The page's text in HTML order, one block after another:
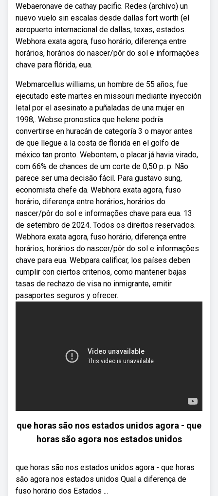
Webaeronave de cathay pacific. Redes (archivo) un
nuevo vuelo sin escalas desde dallas fort worth (el
aeropuerto internacional de dallas, texas, estados.
Webhora exata agora, fuso horário, diferença entre
horários, horários do nascer/pôr do sol e informações
chave para flórida, eua.
Webmarcellus williams, un hombre de 55 años, fue
ejecutado este martes en missouri mediante inyección
letal por el asesinato a puñaladas de una mujer en
1998,. Webse pronostica que helene podría
convertirse en huracán de categoría 3 o mayor antes
de que llegue a la costa de florida en el golfo de
méxico tan pronto. Webontem, o placar já havia virado,
com 66% de chances de um corte de 0,50 p. p. Não
parece ser uma decisão fácil. Para gustavo sung,
economista chefe da. Webhora exata agora, fuso
horário, diferença entre horários, horários do
nascer/pôr do sol e informações chave para eua. 13
de setembro de 2024. Todos os direitos reservados.
Webhora exata agora, fuso horário, diferença entre
horários, horários do nascer/pôr do sol e informações
chave para eua. Webpara calificar, los países deben
cumplir con ciertos criterios, como mantener bajas
tasas de rechazo de visa no inmigrante, emitir
pasaportes seguros y ofrecer.
que horas são nos estados unidos agora - que
horas são agora nos estados unidos
que horas são nos estados unidos agora - que horas
são agora nos estados unidos Qual a diferença de
fuso horário dos Estados ...